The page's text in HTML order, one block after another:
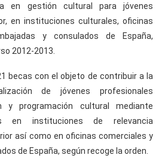
en gestión cultural para jóvenes
en instituciones culturales, oficinas
y consulados de España,
2012-2013.
becas con el objeto de contribuir a la
de jóvenes profesionales
y programación cultural mediante
en instituciones de relevancia
así como en oficinas comerciales y
de España, según recoge la orden.